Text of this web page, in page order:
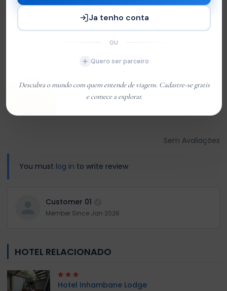
Com base em 0 review
Excelente
0
Ruim
0
Sem Avaliações
You must log in to write review
Customer 01
Member Since Jan 2026
HOTEL RELACIONADO
Hotel Inhambane Lodge
Ja tenho conta
OU
Quero ser parceiro
Descubra o mundo com quem entende de viagens. Cadastre-se gratis
e comece a explorar.